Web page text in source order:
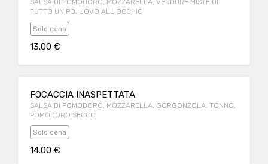
SALSA DI POMODORO, MOZZARELLA, VERDURE MISTE DI
TUTTO UN PO, UOVO ALL OCCHIO
Solo cena
13.00 €
FOCACCIA INASPETTATA
SALSA DI POMODORO, MOZZARELLA, GORGONZOLA, TONNO,
POMODORO SECCO
Solo cena
14.00 €